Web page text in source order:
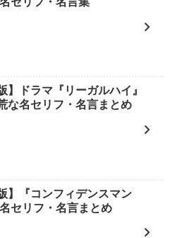
】ドラマ『リーガルハイ』
な名セリフ・名言まとめ
】『コンフィデンスマン
セリフ・名言まとめ